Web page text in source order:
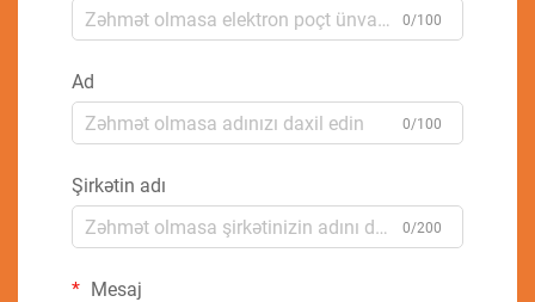
0/100
Ad
0/100
Şirkətin adı
0/200
Mesaj